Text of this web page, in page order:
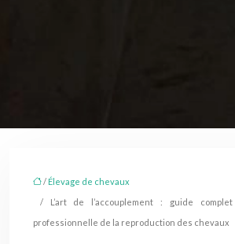
/ Élevage de chevaux
/ L’art de l’accouplement : guide
professionnelle de la reproduction des chevaux